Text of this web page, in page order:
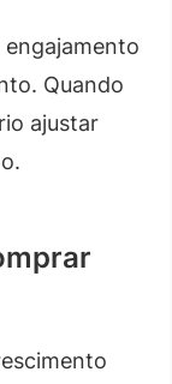
engajamento
Quando
ajustar